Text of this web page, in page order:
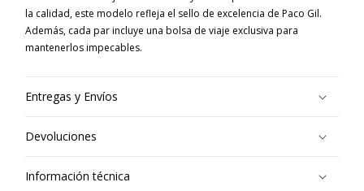
la calidad, este modelo refleja el sello de excelencia de Paco Gil.
Además, cada par incluye una bolsa de viaje exclusiva para
mantenerlos impecables.
Entregas y Envíos
Devoluciones
Información técnica